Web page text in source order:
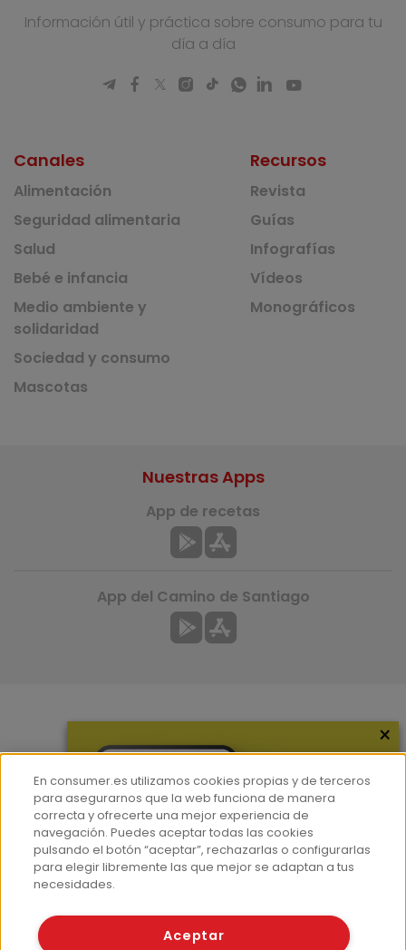
Información útil y práctica sobre consumo para tu
día a día
Canales
Alimentación
Seguridad alimentaria
Salud
Bebé e infancia
Medio ambiente y
solidaridad
Sociedad y consumo
Mascotas
Recursos
Revista
Guías
Infografías
Vídeos
Monográficos
Hemeroteca
Contacto
Prensa
Corpus Lingüístico Consumer
Nuestras Apps
App de recetas
App del Camino de Santiago
© Fundación EROSKI
×
En consumer.es utilizamos cookies propias y de terceros
para asegurarnos que la web funciona de manera
correcta y ofrecerte una mejor experiencia de
navegación. Puedes aceptar todas las cookies
pulsando el botón “aceptar”, rechazarlas o configurarlas
para elegir libremente las que mejor se adaptan a tus
necesidades.
Aceptar